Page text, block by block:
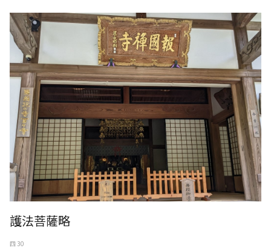
護法菩薩略
四 30